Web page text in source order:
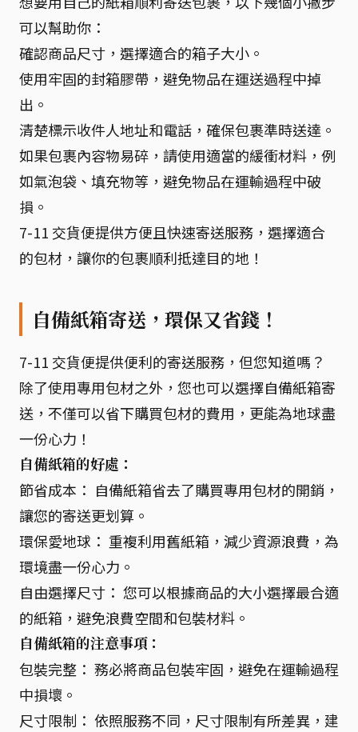
可以幫助你：
確認商品尺寸，選擇適合的箱子大小。
使用牢固的封箱膠帶，避免物品在運送過程中掉
出。
清楚標示收件人地址和電話，確保包裹準時送達。
如果包裹內容物易碎，請使用適當的緩衝材料，例
如氣泡袋、填充物等，避免物品在運輸過程中破
損。
7-11 交貨便提供方便且快速寄送服務，選擇適合
的包材，讓你的包裹順利抵達目的地！
自備紙箱寄送，環保又省錢！
7-11 交貨便提供便利的寄送服務，但您知道嗎？
除了使用專用包材之外，您也可以選擇自備紙箱寄
送，不僅可以省下購買包材的費用，更能為地球盡
一份心力！
自備紙箱的好處：
節省成本： 自備紙箱省去了購買專用包材的開銷，
讓您的寄送更划算。
環保愛地球： 重複利用舊紙箱，減少資源浪費，為
環境盡一份心力。
自由選擇尺寸： 您可以根據商品的大小選擇最合適
的紙箱，避免浪費空間和包裝材料。
自備紙箱的注意事項：
包裝完整： 務必將商品包裝牢固，避免在運輸過程
中損壞。
尺寸限制： 依照服務不同，尺寸限制有所差異，建